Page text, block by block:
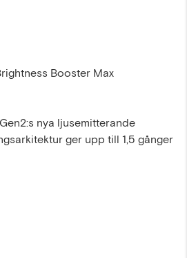
Booster Max
nya ljusemitterande
ger upp till 1,5 gånger